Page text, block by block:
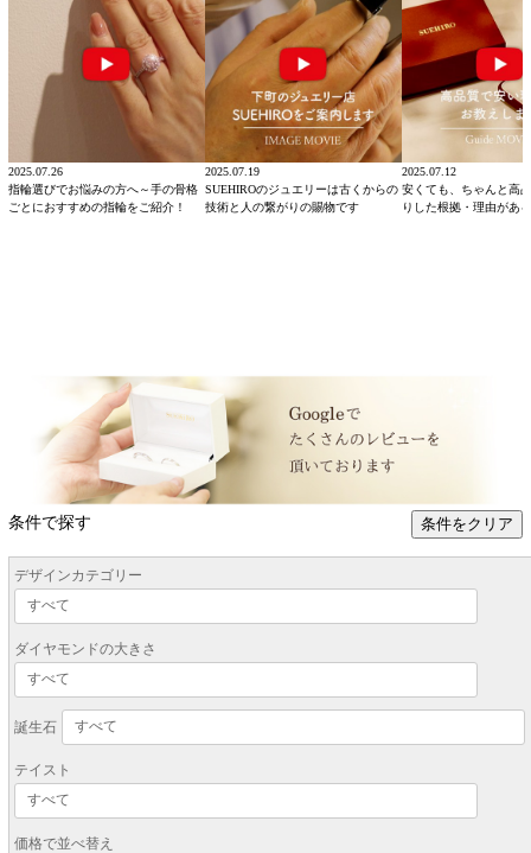
2025.07.26
指輪選びでお悩みの方へ～手の骨格
ごとにおすすめの指輪をご紹介！
2025.07.19
SUEHIROのジュエリーは古くからの
技術と人の繋がりの賜物です
2025.07.12
安くても、ちゃんと高
りした根拠・理由があ
条件で探す 条件をクリア
デザインカテゴリー
ダイヤモンドの大きさ
誕生石
テイスト
価格で並べ替え